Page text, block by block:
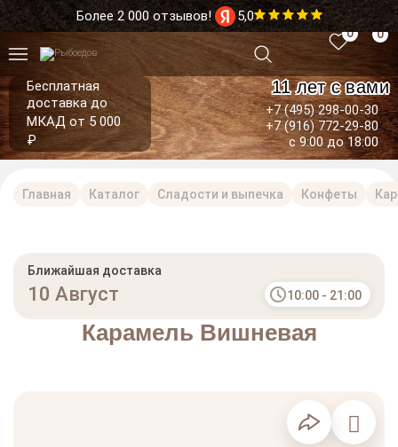
Более 2 000 отзывов! 5,0
Бесплатная
доставка до
МКАД от 5 000
₽
11 лет с вами
+7 (495) 298-00-30
+7 (916) 772-29-80
с 9:00 до 18:00
0 0
Главная Каталог Сладости и выпечка Конфеты
Карамель Вишневая
Ближайшая доставка
10 Август 10:00 - 21:00